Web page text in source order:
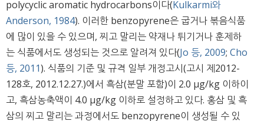
polycyclic aromatic hydrocarbons이다(Kulkarmi와
Anderson, 1984). 이러한 benzopyrene은 굽거나 볶음식품
에 많이 있을 수 있으며, 찌고 말리는 약재나 튀기거나 훈제하
는 식품에서도 생성되는 것으로 알려져 있다(Jo 등, 2009; Cho
등, 2011). 식품의 기준 및 규격 일부 개정고시(고시 제2012-
128호, 2012.12.27.)에서 흑삼(분말 포함)이 2.0 μg/kg 이하이
고, 흑삼농축액이 4.0 μg/kg 이하로 설정하고 있다. 홍삼 및 흑
삼의 찌고 말리는 과정에서도 benzopyrene이 생성될 수 있